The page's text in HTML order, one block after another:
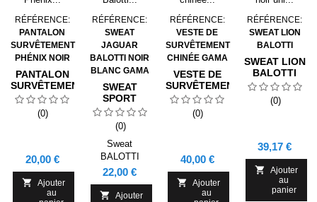
RÉFÉRENCE:
PANTALON
SURVÊTEMENT
PHÉNIX NOIR
PANTALON
SURVÊTEMENT
PHÉNIX
NOIR
(0)
Prix
20,00 €

Ajouter
au
RÉFÉRENCE:
SWEAT
JAGUAR
BALOTTI NOIR
BLANC GAMA
SWEAT
SPORT
JAGUAR
BALOTTI
NOIR BLANC
GAMA
(0)
Sweat
BALOTTI
Jaguar Idéal en
d'échauffement
Prix
22,00 €

Ajouter
RÉFÉRENCE:
VESTE DE
SURVÊTEMENT
CHINÉE GAMA
VESTE DE
SURVÊTEMENT
CHINÉE
GAMA
(0)
Prix
40,00 €

Ajouter
au
RÉFÉRENCE:
SWEAT LION
BALOTTI
SWEAT LION
BALOTTI
NOIR UNI
GAMA
(0)
Prix
39,17 €

Ajouter
au
panier